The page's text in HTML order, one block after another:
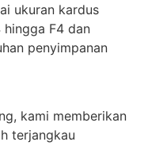
ukuran kardus
F4 dan
penyimpanan
kami memberikan
terjangkau